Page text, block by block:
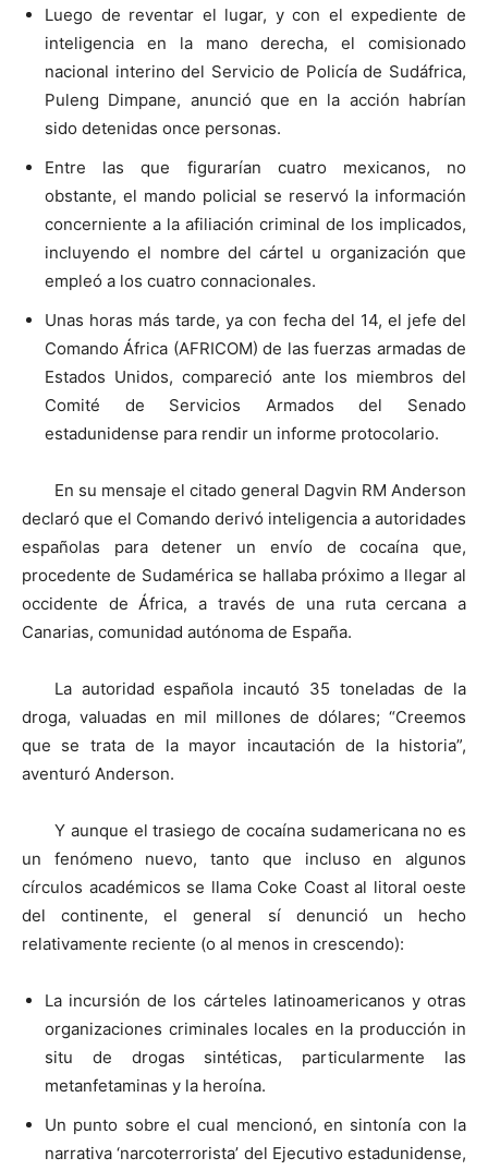
Luego de reventar el lugar, y con el expediente de
inteligencia en la mano derecha, el comisionado
nacional interino del Servicio de Policía de Sudáfrica,
Puleng Dimpane, anunció que en la acción habrían
sido detenidas once personas.
Entre las que figurarían cuatro mexicanos, no
obstante, el mando policial se reservó la información
concerniente a la afiliación criminal de los implicados,
incluyendo el nombre del cártel u organización que
empleó a los cuatro connacionales.
Unas horas más tarde, ya con fecha del 14, el jefe del
Comando África (AFRICOM) de las fuerzas armadas de
Estados Unidos, compareció ante los miembros del
Comité de Servicios Armados del Senado
estadunidense para rendir un informe protocolario.
En su mensaje el citado general Dagvin RM Anderson
declaró que el Comando derivó inteligencia a autoridades
españolas para detener un envío de cocaína que,
procedente de Sudamérica se hallaba próximo a llegar al
occidente de África, a través de una ruta cercana a
Canarias, comunidad autónoma de España.
La autoridad española incautó 35 toneladas de la
droga, valuadas en mil millones de dólares; “Creemos
que se trata de la mayor incautación de la historia”,
aventuró Anderson.
Y aunque el trasiego de cocaína sudamericana no es
un fenómeno nuevo, tanto que incluso en algunos
círculos académicos se llama Coke Coast al litoral oeste
del continente, el general sí denunció un hecho
relativamente reciente (o al menos in crescendo):
La incursión de los cárteles latinoamericanos y otras
organizaciones criminales locales en la producción in
situ de drogas sintéticas, particularmente las
metanfetaminas y la heroína.
Un punto sobre el cual mencionó, en sintonía con la
narrativa ‘narcoterrorista’ del Ejecutivo estadunidense,